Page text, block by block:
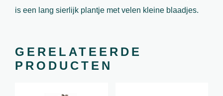
is een lang sierlijk plantje met velen kleine blaadjes.
GERELATEERDE
PRODUCTEN